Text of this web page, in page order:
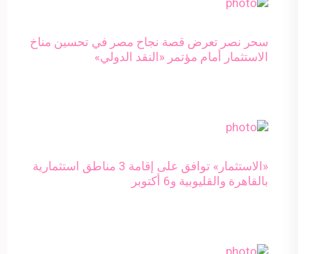
سحر نصر تعرض قصة نجاح مصر في تحسين مناخ
الاستثمار أمام مؤتمر «النقد الدولي»
«الاستثمار» توافق على إقامة 3 مناطق استثمارية
بالقاهرة والقليوبية و6 أكتوبر